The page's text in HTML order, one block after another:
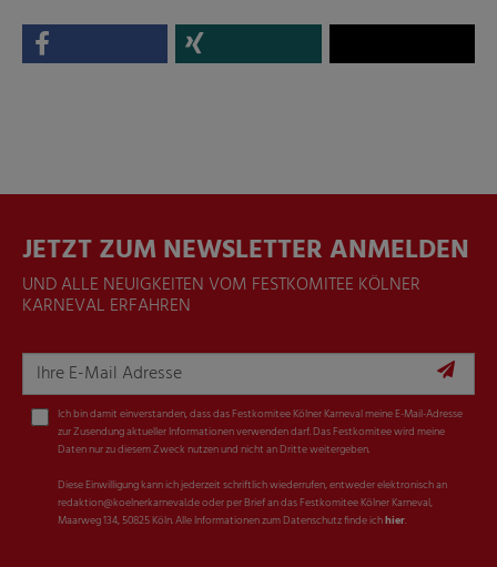
JETZT ZUM NEWSLETTER ANMELDEN
UND ALLE NEUIGKEITEN VOM FESTKOMITEE KÖLNER
KARNEVAL ERFAHREN
Ich bin damit einverstanden, dass das Festkomitee Kölner Karneval meine E-Mail-Adresse
zur Zusendung aktueller Informationen verwenden darf. Das Festkomitee wird meine
Daten nur zu diesem Zweck nutzen und nicht an Dritte weitergeben.
Diese Einwilligung kann ich jederzeit schriftlich wiederrufen, entweder elektronisch an
redaktion@koelnerkarneval.de oder per Brief an das Festkomitee Kölner Karneval,
Maarweg 134, 50825 Köln. Alle Informationen zum Datenschutz finde ichhier.